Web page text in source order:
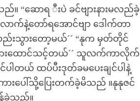
“ဆောရ ီးပဲ ခင်ဗျားနားမလည်ခဲ့
က်နဲ့တော်ရအောင်ဗျာ ဒေါက်တာ
ည်းသွားတော့မယ်´´ “နုက မှတ်တိုင်
းနားထောင်သင့်တယ်´´ သူလက်ကာလိုက်
ါတယ် ထပ်ပီးဒုတ်ခမပေးချင်ပါနဲ့
းပေါ်သို့ပြေးတက်ခဲ့မိသည် ။နုနုဇင်
ခဲ့သည်။